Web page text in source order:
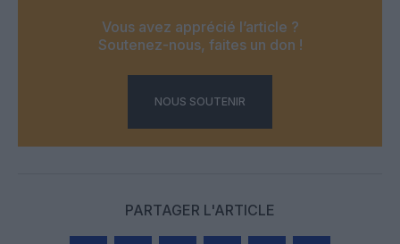
Vous avez apprécié l’article ?
Soutenez-nous, faites un don !
NOUS SOUTENIR
PARTAGER L'ARTICLE